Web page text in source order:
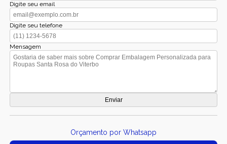
Digite seu email
Digite seu telefone
Mensagem
Orçamento por Whatsapp